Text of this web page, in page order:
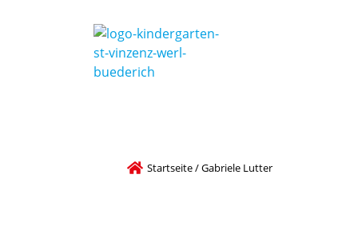
Startseite/Gabriele Lutter